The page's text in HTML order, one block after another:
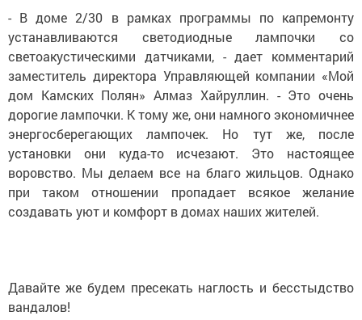
- В доме 2/30 в рамках программы по капремонту
устанавливаются светодиодные лампочки со
светоакустическими датчиками, - дает комментарий
заместитель директора Управляющей компании «Мой
дом Камских Полян» Алмаз Хайруллин. - Это очень
дорогие лампочки. К тому же, они намного экономичнее
энергосберегающих лампочек. Но тут же, после
установки они куда-то исчезают. Это настоящее
воровство. Мы делаем все на благо жильцов. Однако
при таком отношении пропадает всякое желание
создавать уют и комфорт в домах наших жителей.
Давайте же будем пресекать наглость и бесстыдство
вандалов!